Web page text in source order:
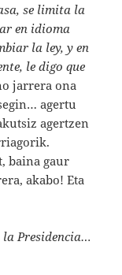
se limita la
en idioma
la ley, y en
le digo que
jarrera ona
agertu
agertzen
baina gaur
akabo! Eta
la Presidencia…